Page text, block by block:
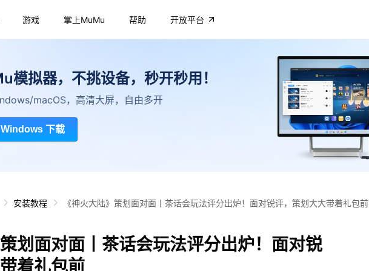
游戏 掌上MuMu 帮助 开放平台
模拟器，不挑设备，秒开秒用！
macOS，高清大屏，自由多开
Windows 下载
安装教程 《神火大陆》策划面对面丨茶话会玩法评分出炉！面对锐评，策划大大带着礼包前
策划面对面丨茶话会玩法评分出炉！面对锐
着礼包前